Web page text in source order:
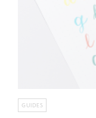
GUIDES